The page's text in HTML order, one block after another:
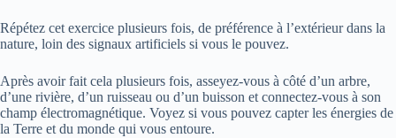
Répétez cet exercice plusieurs fois, de préférence à l’extérieur dans la
nature, loin des signaux artificiels si vous le pouvez.
Après avoir fait cela plusieurs fois, asseyez-vous à côté d’un arbre,
d’une rivière, d’un ruisseau ou d’un buisson et connectez-vous à son
champ électromagnétique. Voyez si vous pouvez capter les énergies de
la Terre et du monde qui vous entoure.